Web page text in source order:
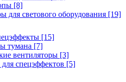
[8]
для светового оборудования [19]
[15]
тумана [7]
вентиляторы [3]
спецэффектов [5]